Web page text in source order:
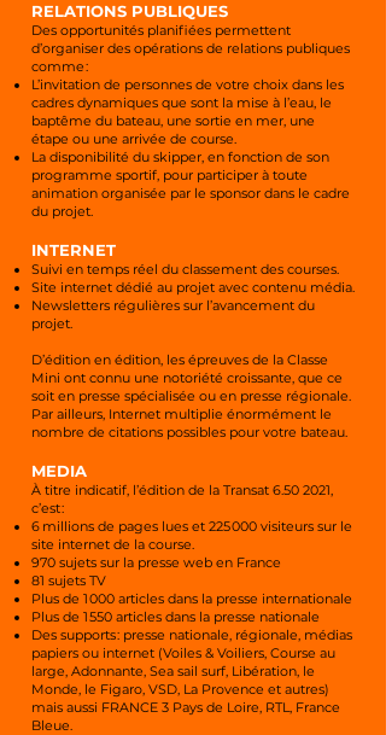
RELATIONS PUBLIQUES
Des opportunités planifiées permettent
d’organiser des opérations de relations publiques
comme :
L’invitation de personnes de votre choix dans les
cadres dynamiques que sont la mise à l’eau, le
baptême du bateau, une sortie en mer, une
étape ou une arrivée de course.
La disponibilité du skipper, en fonction de son
programme sportif, pour participer à toute
animation organisée par le sponsor dans le cadre
du projet.
INTERNET
Suivi en temps réel du classement des courses.
Site internet dédié au projet avec contenu média.
Newsletters régulières sur l’avancement du
projet.
D’édition en édition, les épreuves de la Classe
Mini ont connu une notoriété croissante, que ce
soit en presse spécialisée ou en presse régionale.
Par ailleurs, Internet multiplie énormément le
nombre de citations possibles pour votre bateau.
MEDIA
À titre indicatif, l’édition de la Transat 6.50 2021,
c’est :
6 millions de pages lues et 225 000 visiteurs sur le
site internet de la course.
970 sujets sur la presse web en France
81 sujets TV
Plus de 1 000 articles dans la presse internationale
Plus de 1 550 articles dans la presse nationale
Des supports : presse nationale, régionale, médias
papiers ou internet (Voiles & Voiliers, Course au
large, Adonnante, Sea sail surf, Libération, le
Monde, le Figaro, VSD, La Provence et autres)
mais aussi FRANCE 3 Pays de Loire, RTL, France
Bleue.